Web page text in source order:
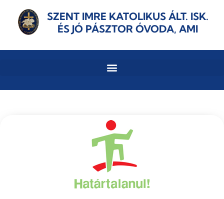
SZENT IMRE KATOLIKUS ÁLT. ISK.
ÉS JÓ PÁSZTOR ÓVODA, AMI